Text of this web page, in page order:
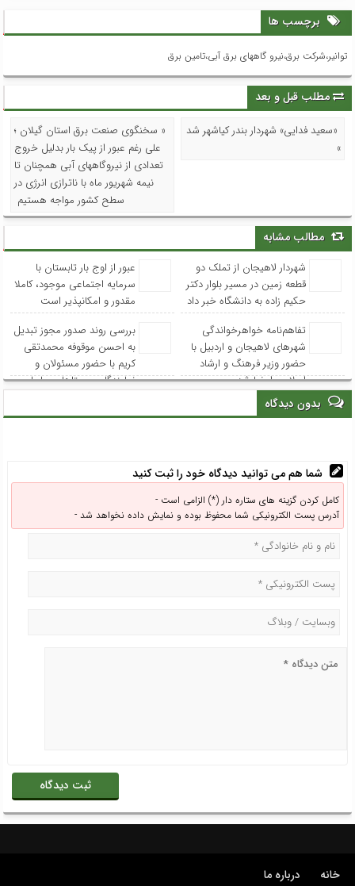
برچسب ها
توانیر،شرکت برق،نیرو گاههای برق آبی،تامین برق
مطلب قبل و بعد
«سعید فدایی» شهردار بندر کیاشهر شد
»
« سخنگوی صنعت برق استان گیلان ؛
علی رغم عبور از پیک بار بدلیل خروج
تعدادی از نیروگاههای آبی همچنان تا
نیمه شهریور ماه با ناترازی انرژی در
سطح کشور مواجه هستیم
مطالب مشابه
شهردار لاهیجان از تملک دو
قطعه زمین در مسیر بلوار دکتر
حکیم زاده به دانشگاه خبر داد
عبور از اوج بار تابستان با
سرمایه اجتماعی موجود، کاملا
مقدور و امکانپذیر است
تفاهم‌نامه خواهرخواندگی
شهرهای لاهیجان و اردبیل با
حضور وزیر فرهنگ و ارشاد
اسلامی امضا شد
بررسی روند صدور مجوز تبدیل
به احسن موقوفه محمدتقی
کریم با حضور مسئولان و
نمایندگان روستاهای ساحلی
بدون دیدگاه
شما هم می توانید دیدگاه خود را ثبت کنید
کامل کردن گزینه های ستاره دار (*) الزامی است -
آدرس پست الکترونیکی شما محفوظ بوده و نمایش داده نخواهد شد -
خانه درباره ما